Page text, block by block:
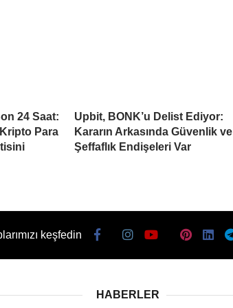
24 Saat:
Para
Upbit, BONK’u Delist Ediyor:
Kararın Arkasında Güvenlik ve
Şeffaflık Endişeleri Var
keşfedin
HABERLER